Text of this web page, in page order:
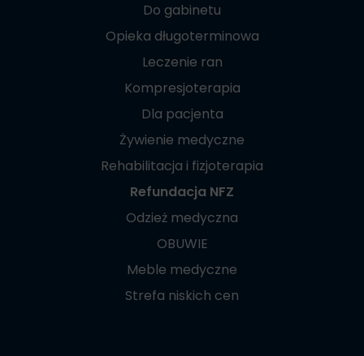
Do gabinetu
Opieka długoterminowa
Leczenie ran
Kompresjoterapia
Dla pacjenta
Żywienie medyczne
Rehabilitacja i fizjoterapia
Refundacja NFZ
Odzież medyczna
OBUWIE
Meble medyczne
Strefa niskich cen